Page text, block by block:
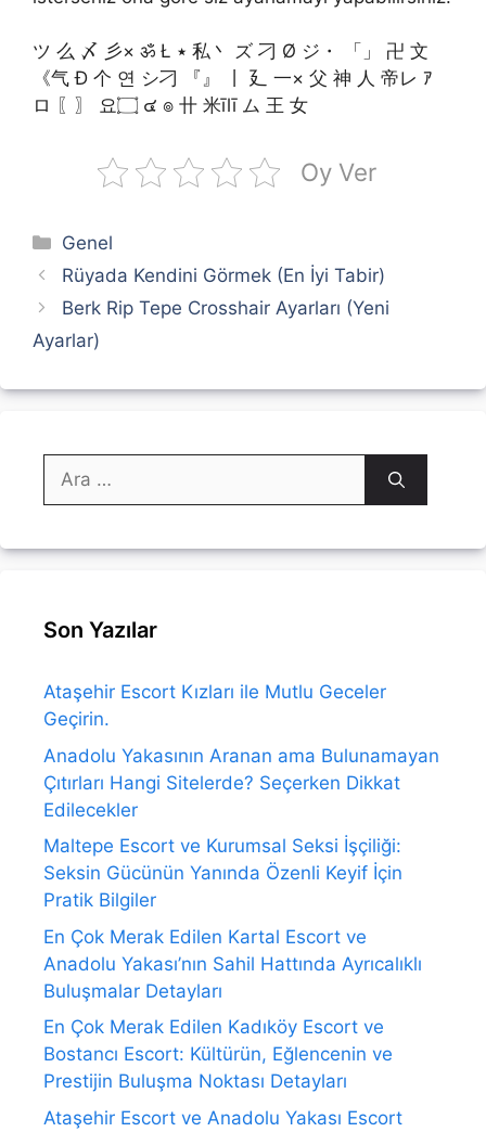
ツ 么 〆 彡× ॐ Ł ٭ 私丶 ズ 刁 Ø ジ・ 「」 卍 文
《气 Ð 个 연 シ刁 『』 丨 廴 一× 父 神 人 帝レ ｱ
ロ 〖〗 요۝ ๔ ๏ 卄 米īlī ム 王 女 ゞ
Oy Ver
Kategoriler
Genel
Rüyada Kendini Görmek (En İyi Tabir)
Berk Rip Tepe Crosshair Ayarları (Yeni
Ayarlar)
için
Son Yazılar
Ataşehir Escort Kızları ile Mutlu Geceler
Geçirin.
Anadolu Yakasının Aranan ama Bulunamayan
Çıtırları Hangi Sitelerde? Seçerken Dikkat
Edilecekler
Maltepe Escort ve Kurumsal Seksi İşçiliği:
Seksin Gücünün Yanında Özenli Keyif İçin
Pratik Bilgiler
En Çok Merak Edilen Kartal Escort ve
Anadolu Yakası’nın Sahil Hattında Ayrıcalıklı
Buluşmalar Detayları
En Çok Merak Edilen Kadıköy Escort ve
Bostancı Escort: Kültürün, Eğlencenin ve
Prestijin Buluşma Noktası Detayları
Ataşehir Escort ve Anadolu Yakası Escort